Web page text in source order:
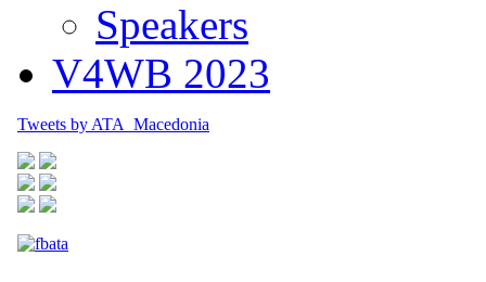
Speakers
V4WB 2023
Tweets by ATA_Macedonia